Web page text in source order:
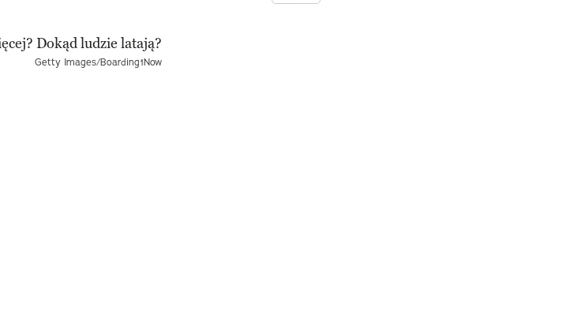
Getty Images/Boarding1Now